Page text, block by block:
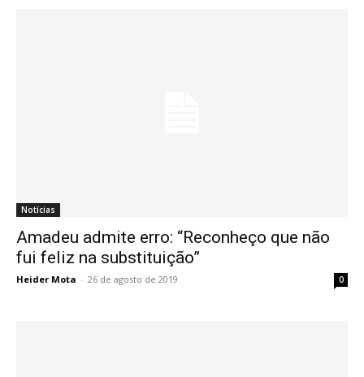
Notícias
Amadeu admite erro: “Reconheço que não
fui feliz na substituição”
Heider Mota - 26 de agosto de 2019 0